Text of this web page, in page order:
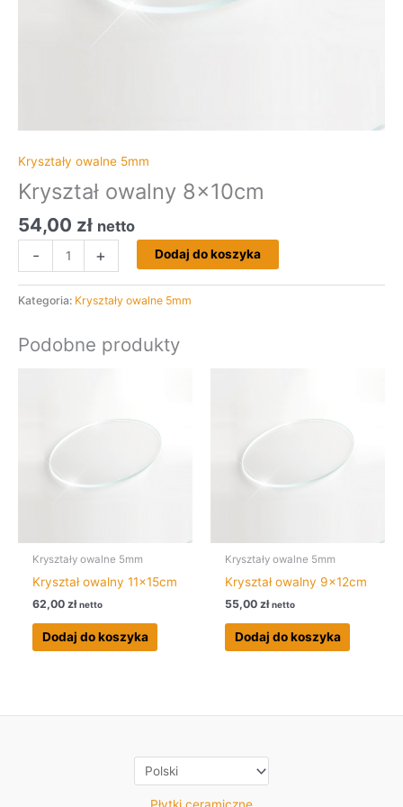
Kryształy owalne 5mm
Kryształ owalny 8x10cm
54,00 zł netto
- + Dodaj do koszyka
Kategoria: Kryształy owalne 5mm
Podobne produkty
Kryształy owalne 5mm
Kryształ owalny 11x15cm
62,00zł netto
Dodaj do koszyka
Kryształy owalne 5mm
Kryształ owalny 9x12cm
55,00zł netto
Dodaj do koszyka
Płytki ceramiczne